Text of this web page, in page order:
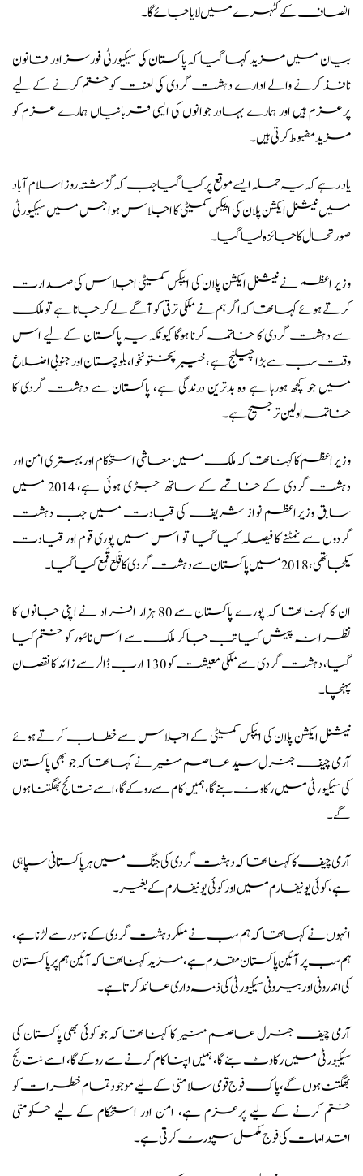
انصاف کے کٹہرے میں لایا جائے گا۔
بیان میں مزید کہا گیا کہ پاکستان کی سیکیورٹی فورسز اور قانون
نافذ کرنے والے ادارے دہشت گردی کی لعنت کو ختم کرنے کے لیے
پرعزم ہیں اور ہمارے بہادر جوانوں کی ایسی قربانیاں ہمارے عزم کو
مزید مضبوط کرتی ہیں۔
یاد رہے کہ یہ حملہ ایسے موقع پر کیا گیا جب کہ گزشتہ روز اسلام آباد
میں نیشنل ایکشن پلان کی اپیکس کمیٹی کا اجلاس ہوا جس میں سیکیورٹی
صورتحال کا جائزہ لیا گیا۔
وزیر اعظم نے نیشنل ایکشن پلان کی ایپکس کمیٹی اجلاس کی صدارت
کرتے ہوئے کہا تھا کہ اگر ہم نے ملکی ترقی کو آگے لے کر جانا ہے تو ملک
سے دہشت گردی کا خاتمہ کرنا ہوگا کیونکہ یہ پاکستان کے لیے اس
وقت سب سے بڑا چیلنج ہے، خیبرپختونخوا، بلوچستان اور جنوبی اضلاع
میں جو کچھ ہورہا ہے وہ بدترین درندگی ہے، پاکستان سے دہشت گردی کا
خاتمہ اولین ترجیح ہے۔
وزیراعظم کا کہنا تھا کہ ملک میں معاشی استحکام اور بہتری امن اور
دہشت گردی کے خاتمے کے ساتھ جڑی ہوئی ہے، 2014 میں
سابق وزیراعظم نواز شریف کی قیادت میں جب دہشت
گردوں سے نمٹنے کا فیصلہ کیا گیا تو اس میں پوری قوم اور قیادت
یکجا تھی، 2018 میں پاکستان سے دہشت گردی کا قَلع قَمع کیا گیا۔
ان کا کہنا تھا کہ پورے پاکستان سے 80 ہزار افراد نے اپنی جانوں کا
نظرانہ پیش کیا تب جاکر ملک سے اس ناسُور کو ختم کیا
گیا، دہشت گردی سے ملکی معیشت کو 130 ارب ڈالر سے زائد کا نقصان
پہنچا۔
نیشنل ایکشن پلان کی ایپکس کمیٹی کے اجلاس سے خطاب کرتے ہوئے
آرمی چیف جنرل سید عاصم منیر نے کہا تھا کہ جو بھی پاکستان
کی سیکیورٹی میں رکاوٹ بنے گا، ہمیں کام سے روکے گا، اسے نتائج بھگتنا ہوں
گے۔
آرمی چیف کا کہنا تھا کہ دہشت گردی کی جنگ میں ہر پاکستانی سپاہی
ہے، کوئی یونیفارم میں اور کوئی یونیفارم کے بغیر۔
انہوں نے کہا تھا کہ ہم سب نے ملکر دہشت گردی کے ناسور سے لڑنا ہے،
ہم سب پر آئین پاکستان مقدم ہے، مزید کہنا تھا کہ آئین ہم پر پاکستان
کی اندرونی اور بیرونی سیکیورٹی کی ذمہ داری عائد کرتا ہے۔
آرمی چیف جنرل عاصم منیر کا کہنا تھا کہ جو کوئی بھی پاکستان کی
سیکیورٹی میں رکاوٹ بنے گا، ہمیں اپنا کام کرنے سے روکے گا، اسے نتائج
بھگتنا ہوں گے، پاک فوج قومی سلامتی کے لیے موجود تمام خطرات کو
ختم کرنے کے لیے پرعزم ہے، امن اور استحکام کے لیے حکومتی
اقدامات کی فوج مکمل سپورٹ کرتی ہے۔